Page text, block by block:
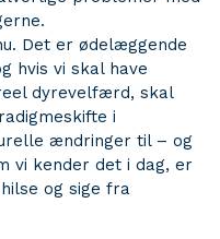
Det er ødelæggende
hvis vi skal have
dyrevelfærd, skal
i
ændringer til – og
vi kender det i dag, er
og sige fra